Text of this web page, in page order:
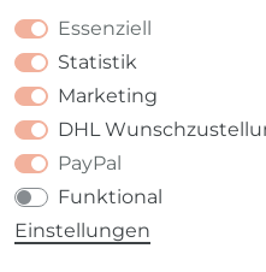
Essenziell
Statistik
Marketing
DHL
PayPal
Funktional
Einstellungen